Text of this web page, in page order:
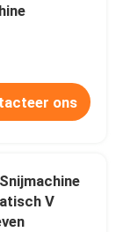
ons
V